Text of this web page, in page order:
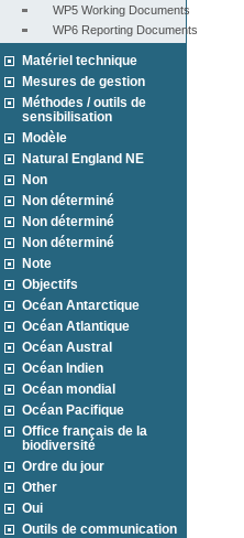
WP5 Working Documents
WP6 Reporting Documents
Matériel technique
Mesures de gestion
Méthodes / outils de
sensibilisation
Modèle
Natural England NE
Non
Non déterminé
Non déterminé
Non déterminé
Note
Objectifs
Océan Antarctique
Océan Atlantique
Océan Austral
Océan Indien
Océan mondial
Océan Pacifique
Office français de la
biodiversité
Ordre du jour
Other
Oui
Outils de communication